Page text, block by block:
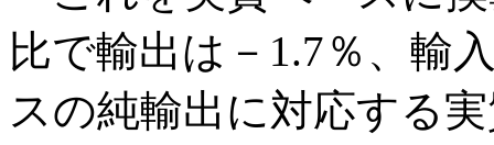
比で輸出は－1.7％、輸
スの純輸出に対応する